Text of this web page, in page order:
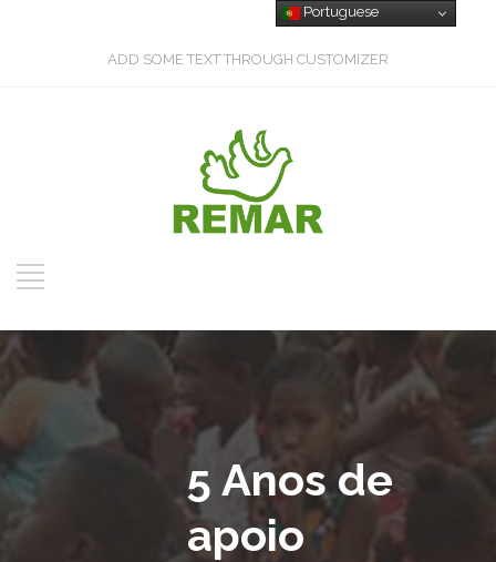
ADD SOME TEXT THROUGH CUSTOMIZER
5 Anos de
apoio
Portuguese